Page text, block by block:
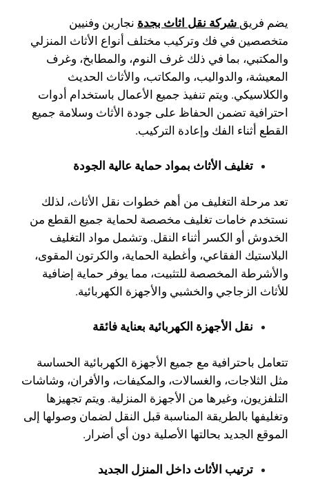
يضم فريق شركة نقل اثاث بجدة نجارين وفنيين
متخصصين في فك وتركيب مختلف أنواع الأثاث المنزلي
والمكتبي، بما في ذلك غرف النوم، والمطابخ، وغرف
المعيشة، والدواليب، والمكاتب، والأثاث الحديث
والكلاسيكي. ويتم تنفيذ جميع الأعمال باستخدام أدوات
احترافية تضمن الحفاظ على جودة الأثاث وسلامة جميع
القطع أثناء الفك وإعادة التركيب.
تغليف الأثاث بمواد حماية عالية الجودة
تعد مرحلة التغليف من أهم خطوات نقل الأثاث، لذلك
نستخدم خامات تغليف مخصصة لحماية جميع القطع من
الخدوش أو الكسر أثناء النقل. وتشمل مواد التغليف
البلاستيك الفقاعي، وأغطية الحماية، والكرتون المقوى،
والأشرطة المخصصة للتثبيت، مما يوفر حماية إضافية
للأثاث الزجاجي والخشبي والأجهزة الكهربائية.
نقل الأجهزة الكهربائية بعناية فائقة
تتعامل باحترافية مع جميع الأجهزة الكهربائية الحساسة
مثل الثلاجات، والغسالات، والمكيفات، والأفران، وشاشات
التلفزيون، وغيرها من الأجهزة المنزلية. ويتم تجهيزها
وتغليفها بالطريقة المناسبة قبل النقل لضمان وصولها إلى
الموقع الجديد بحالتها الأصلية دون أي أضرار.
ترتيب الأثاث داخل المنزل الجديد